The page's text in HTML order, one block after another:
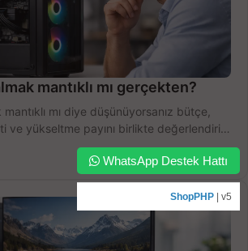
mantıklı mı gerçekten?
mı diye düşünüyorsanız bütçe,
ve yükseltme payını birlikte değerlendirin,
WhatsApp Destek Hattı
ShopPHP | v5